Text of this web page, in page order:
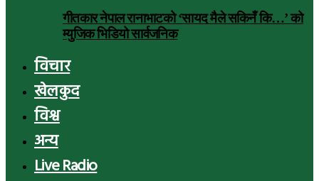
गीतकार नेपाल रानाभाटको ‘सायद मैले सकिनँ कि…’ को
म्युजिक भिडियो सार्वजनिक
विचार
खेलकुद
विश्व
अन्य
Live Radio